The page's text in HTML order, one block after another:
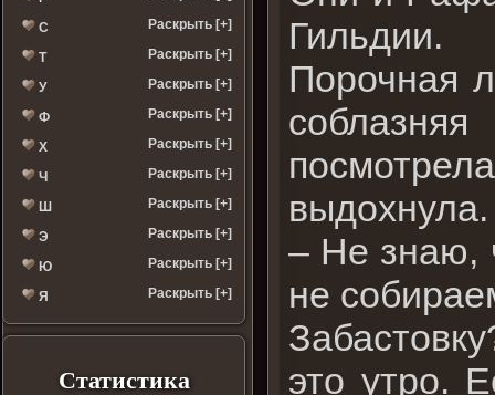
С Раскрыть [+]
Т Раскрыть [+]
У Раскрыть [+]
Ф Раскрыть [+]
Х Раскрыть [+]
Ч Раскрыть [+]
Ш Раскрыть [+]
Э Раскрыть [+]
Ю Раскрыть [+]
Я Раскрыть [+]
Статистика
Гильдии.
Порочная
выдохнула.
– Не знаю,
не
это утро.